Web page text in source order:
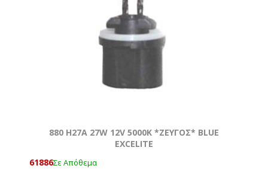
880 Η27Α 27W 12V 5000Κ *ZEYΓOΣ* BLUE
EXCELITE
61886Σε Απόθεμα